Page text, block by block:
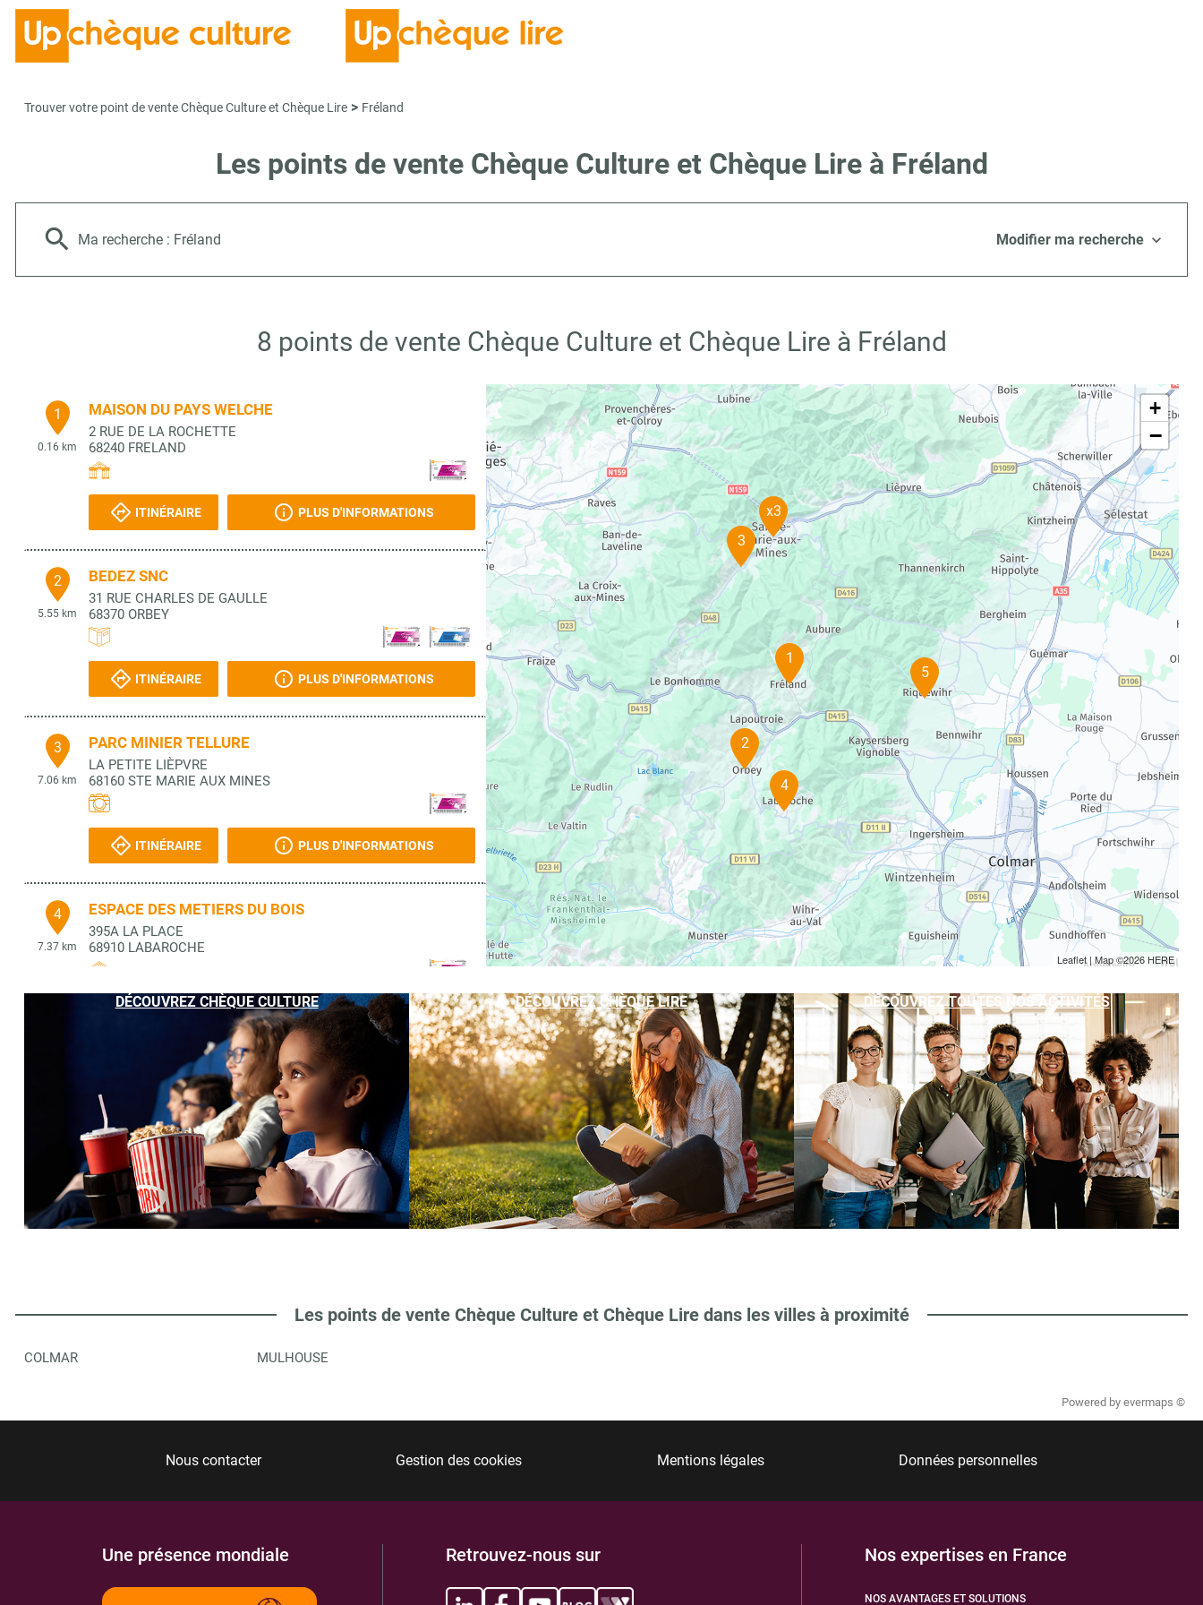
Trouver votre point de vente Chèque Culture et Chèque Lire > Fréland
Les points de vente Chèque Culture et Chèque Lire à Fréland
Ma recherche : Fréland Modifier ma recherche
8 points de vente Chèque Culture et Chèque Lire à Fréland
1
0.16 km
MAISON DU PAYS WELCHE
2 RUE DE LA ROCHETTE
68240 FRELAND
ITINÉRAIRE PLUS D'INFORMATIONS
2
5.55 km
BEDEZ SNC
31 RUE CHARLES DE GAULLE
68370 ORBEY
ITINÉRAIRE PLUS D'INFORMATIONS
3
7.06 km
PARC MINIER TELLURE
LA PETITE LIÈPVRE
68160 STE MARIE AUX MINES
ITINÉRAIRE PLUS D'INFORMATIONS
4
7.37 km
ESPACE DES METIERS DU BOIS
395A LA PLACE
68910 LABAROCHE
ITINÉRAIRE PLUS D'INFORMATIONS
SOCIETE D ARCHEOLOGIE DE RIQUEWIHR
4 ROUTE DE MITTELWIHR
68340
RIQUEWIHR
ITINÉRAIRE PLUS D'INFORMATIONS
4 R WEISGERBER
5
1
3
x3
4
2
+
−
Leaflet| Map ©2026HERE
DÉCOUVREZ CHÈQUE CULTURE DÉCOUVREZ CHÈQUE LIRE DÉCOUVREZ TOUTES NOS ACTIVITÉS
Les points de vente Chèque Culture et Chèque Lire dans les villes à proximité
COLMAR MULHOUSE
Powered by evermaps ©
Nous contacter Gestion des cookies Mentions légales Données personnelles
Une présence mondiale Retrouvez-nous sur Nos expertises en France
NOS AVANTAGES ET SOLUTIONS